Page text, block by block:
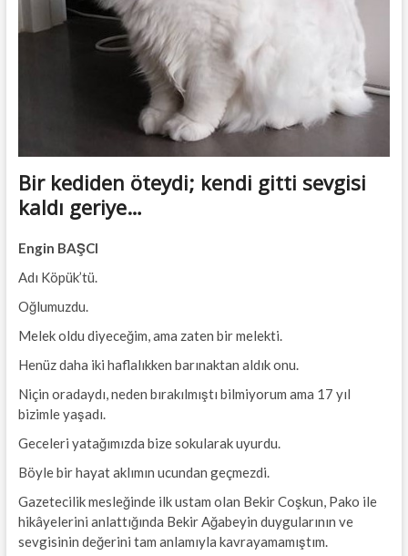
Bir kediden öteydi; kendi gitti sevgisi
kaldı geriye…
Engin BAŞCI
Adı Köpük’tü.
Oğlumuzdu.
Melek oldu diyeceğim, ama zaten bir melekti.
Henüz daha iki haflalıkken barınaktan aldık onu.
Niçin oradaydı, neden bırakılmıştı bilmiyorum ama 17 yıl
bizimle yaşadı.
Geceleri yatağımızda bize sokularak uyurdu.
Böyle bir hayat aklımın ucundan geçmezdi.
Gazetecilik mesleğinde ilk ustam olan Bekir Coşkun, Pako ile
hikâyelerini anlattığında Bekir Ağabeyin duygularının ve
sevgisinin değerini tam anlamıyla kavrayamamıştım.